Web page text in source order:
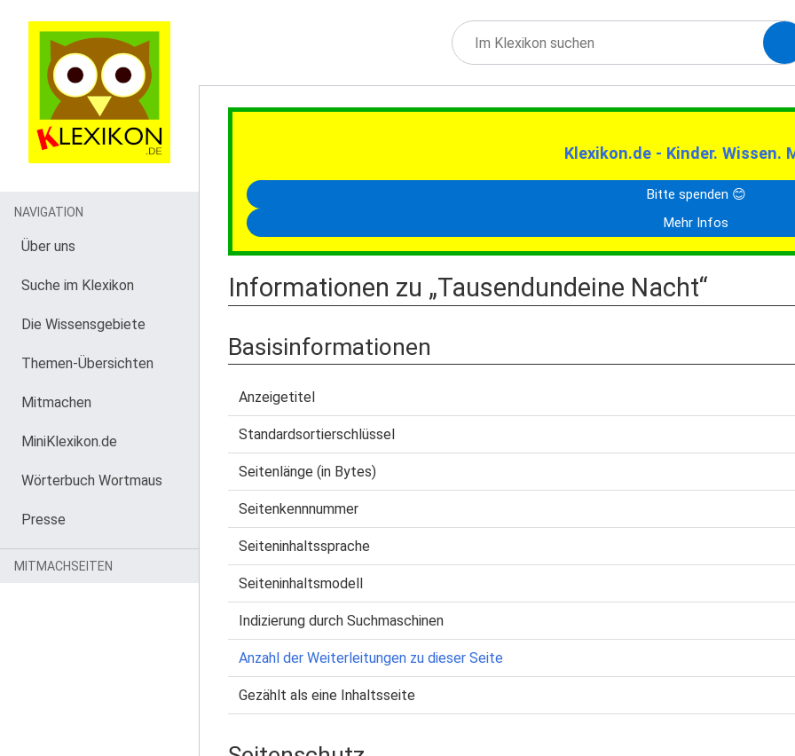
Klexikon.de - Kinder. Wissen.
Bitte spenden 😊
Mehr Infos
Informationen zu „Tausendundeine Nacht“
Basisinformationen
Anzeigetitel
Standardsortierschlüssel
Seitenlänge (in Bytes)
Seitenkennnummer
Seiteninhaltssprache
Seiteninhaltsmodell
Indizierung durch Suchmaschinen
Anzahl der Weiterleitungen zu dieser Seite
Gezählt als eine Inhaltsseite
NAVIGATION
Über uns
Suche im Klexikon
Die Wissensgebiete
Themen-Übersichten
Mitmachen
MiniKlexikon.de
Wörterbuch Wortmaus
Presse
MITMACHSEITEN